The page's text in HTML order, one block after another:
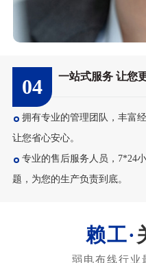
04 一站式服务 让您
拥有专业的管理团队，丰富
让您省心安心。
专业的售后服务人员，7*24
题，为您的生产负责到底。